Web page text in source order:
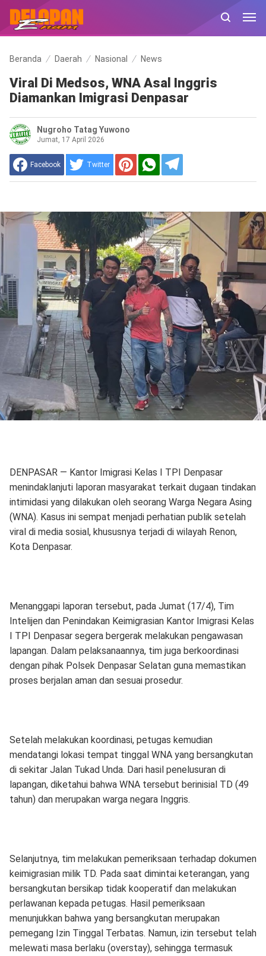
Beranda Daerah Nasional News
Viral Di Medsos, WNA Asal Inggris
Diamankan Imigrasi Denpasar
Nugroho Tatag Yuwono
Jumat, 17 April 2026
Facebook Twitter
DENPASAR — Kantor Imigrasi Kelas I TPI Denpasar
menindaklanjuti laporan masyarakat terkait dugaan tindakan
intimidasi yang dilakukan oleh seorang Warga Negara Asing
(WNA). Kasus ini sempat menjadi perhatian publik setelah
viral di media sosial, khususnya terjadi di wilayah Renon,
Kota Denpasar.
Menanggapi laporan tersebut, pada Jumat (17/4), Tim
Intelijen dan Penindakan Keimigrasian Kantor Imigrasi Kelas
I TPI Denpasar segera bergerak melakukan pengawasan
lapangan. Dalam pelaksanaannya, tim juga berkoordinasi
dengan pihak Polsek Denpasar Selatan guna memastikan
proses berjalan aman dan sesuai prosedur.
Setelah melakukan koordinasi, petugas kemudian
mendatangi lokasi tempat tinggal WNA yang bersangkutan
di sekitar Jalan Tukad Unda. Dari hasil penelusuran di
lapangan, diketahui bahwa WNA tersebut berinisial TD (49
tahun) dan merupakan warga negara Inggris.
Selanjutnya, tim melakukan pemeriksaan terhadap dokumen
keimigrasian milik TD. Pada saat dimintai keterangan, yang
bersangkutan bersikap tidak kooperatif dan melakukan
perlawanan kepada petugas. Hasil pemeriksaan
menunjukkan bahwa yang bersangkutan merupakan
pemegang Izin Tinggal Terbatas. Namun, izin tersebut telah
melewati masa berlaku (overstay), sehingga termasuk